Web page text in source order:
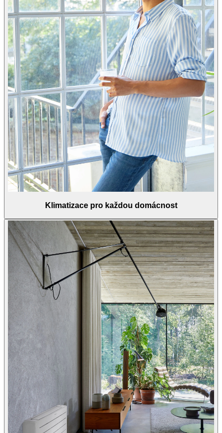
Klimatizace pro každou domácnost